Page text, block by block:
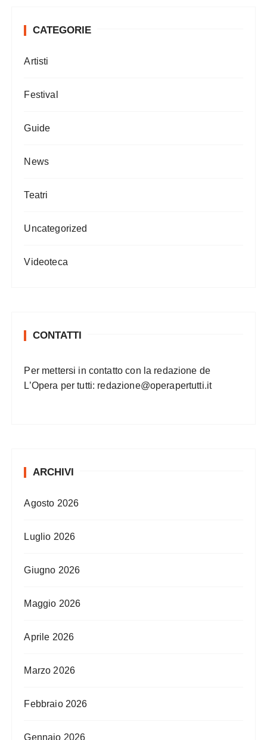
CATEGORIE
Artisti
Festival
Guide
News
Teatri
Uncategorized
Videoteca
CONTATTI
Per mettersi in contatto con la redazione de
L’Opera per tutti: redazione@operapertutti.it
ARCHIVI
Agosto 2026
Luglio 2026
Giugno 2026
Maggio 2026
Aprile 2026
Marzo 2026
Febbraio 2026
Gennaio 2026